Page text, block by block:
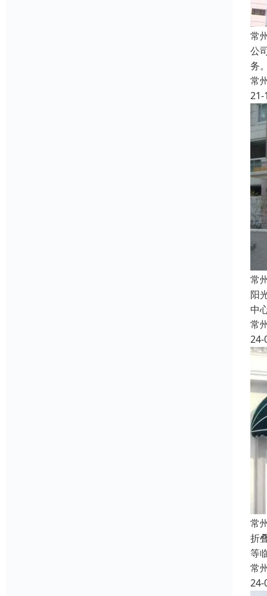
常
公
务
常
21-
常
阳
中
常
24-
常
折
等
常
24-